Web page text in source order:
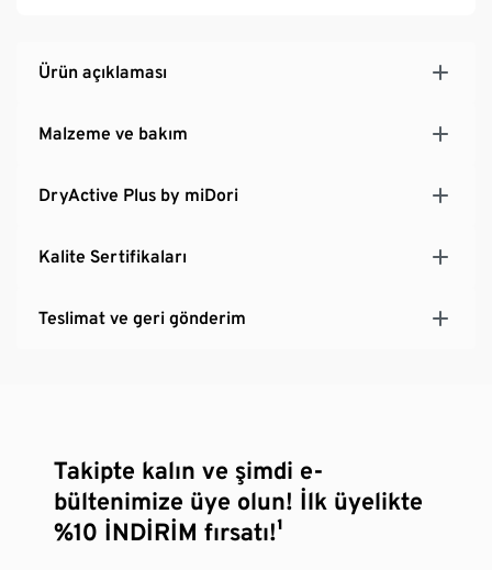
Ürün açıklaması
Malzeme ve bakım
DryActive Plus by miDori
Kalite Sertifikaları
Teslimat ve geri gönderim
Takipte kalın ve şimdi e-
bültenimize üye olun! İlk üyelikte
%10 İNDİRİM fırsatı!¹